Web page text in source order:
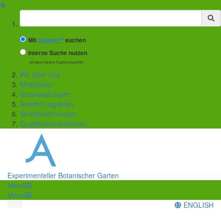
✖
Suchbegriff
MitGoogle™suchen
Interne Suche nutzen
(eingeschränkte Ergebnisqualität)
Wir über uns
Mitarbeiter
Veranstaltungen
Anfahrt/Lageplan
Veröffentlichungen
Qualifikationsarbeiten
Experimenteller Botanischer Garten
Menü
Menü
ENGLISH